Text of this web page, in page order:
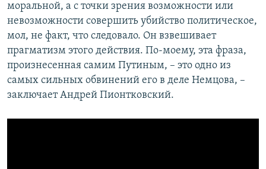
моральной, а с точки зрения возможности или
невозможности совершить убийство политическое,
мол, не факт, что следовало. Он взвешивает
прагматизм этого действия. По-моему, эта фраза,
произнесенная самим Путиным, – это одно из
самых сильных обвинений его в деле Немцова, –
заключает Андрей Пионтковский.